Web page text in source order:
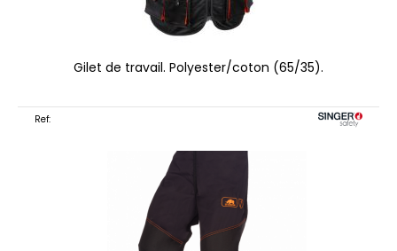
Gilet de travail. Polyester/coton (65/35).
Ref: